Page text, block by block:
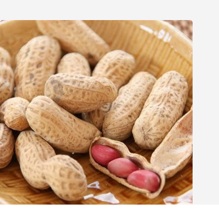
Whatsapp
Email
Wechat